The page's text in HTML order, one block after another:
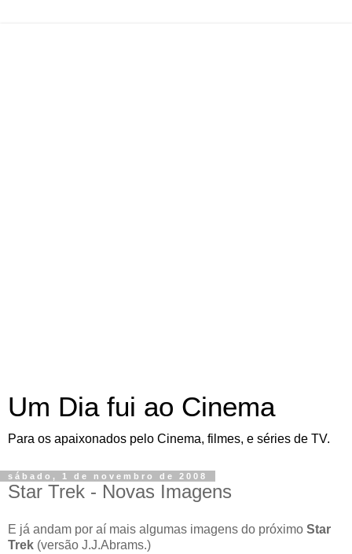
Um Dia fui ao Cinema
Para os apaixonados pelo Cinema, filmes, e séries de TV.
sábado, 1 de novembro de 2008
Star Trek - Novas Imagens
E já andam por aí mais algumas imagens do próximo Star
Trek (versão J.J.Abrams.)